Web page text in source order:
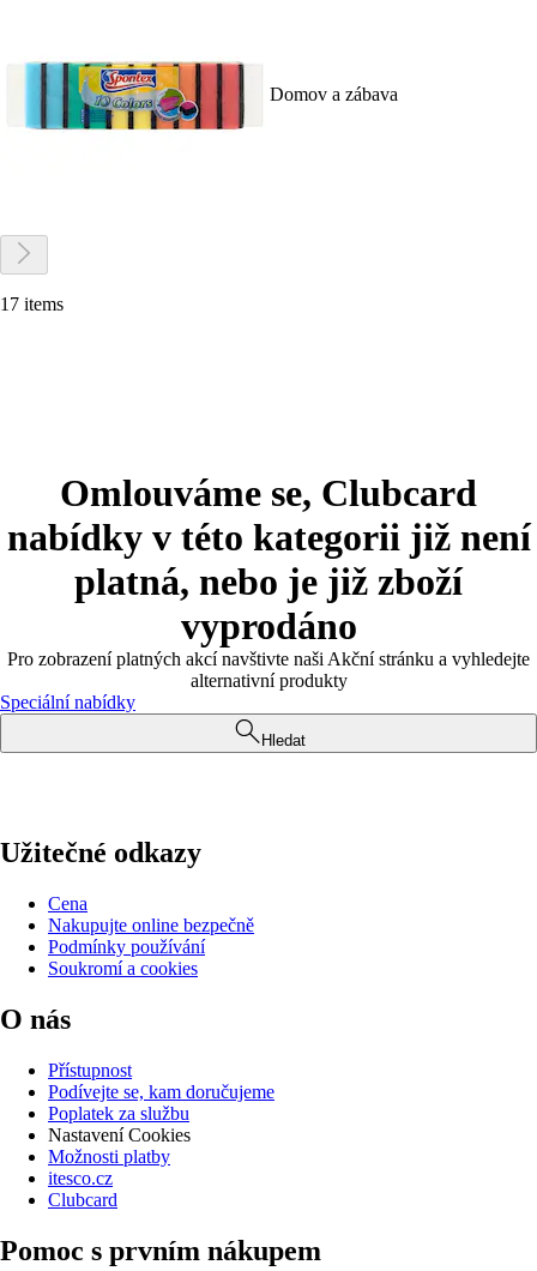
Domov a zábava
17 items
Omlouváme se, Clubcard
nabídky v této kategorii již není
platná, nebo je již zboží
vyprodáno
Pro zobrazení platných akcí navštivte naši Akční stránku a vyhledejte
alternativní produkty
Speciální nabídky
Hledat
Užitečné odkazy
Cena
Nakupujte online bezpečně
Podmínky používání
Soukromí a cookies
O nás
Přístupnost
Podívejte se, kam doručujeme
Poplatek za službu
Nastavení Cookies
Možnosti platby
itesco.cz
Clubcard
Pomoc s prvním nákupem